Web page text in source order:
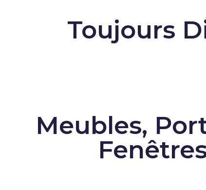
Toujours
Meubles,